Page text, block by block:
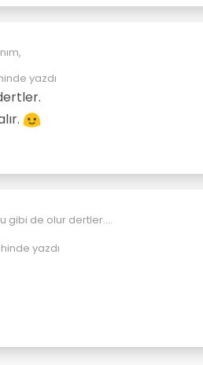
var.
ceviz nimeti..
yazdı
gibi de olur dertler.
yazdı